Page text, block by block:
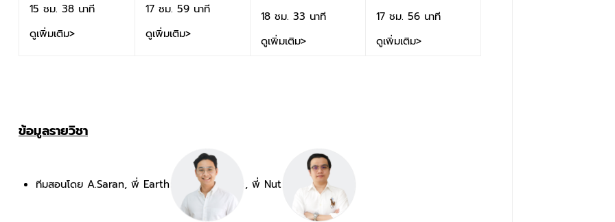
15 ชม. 38 นาที
ดูเพิ่มเติม>
17 ชม. 59 นาที
ดูเพิ่มเติม>
18 ชม. 33 นาที
ดูเพิ่มเติม>
17 ชม. 56 นาที
ดูเพิ่มเติม>
ข้อมูลรายวิชา
ทีมสอนโดย A.Saran, พี่ Earth , พี่ Nut